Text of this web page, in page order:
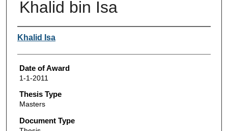
Khalid bin Isa
Author
Khalid Isa
Date of Award
1-1-2011
Thesis Type
Masters
Document Type